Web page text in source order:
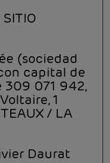
(sociedad
capital de
309 071 942,
1
/ LA
Daurat